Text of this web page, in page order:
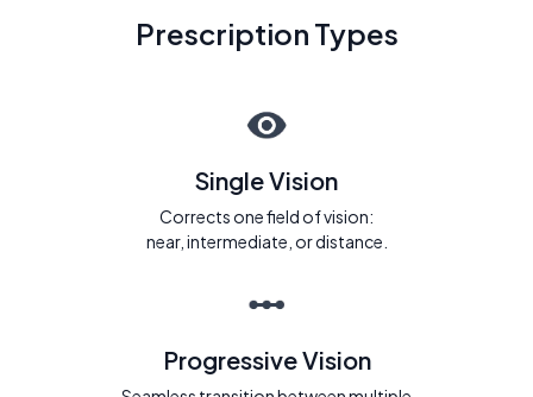
Prescription Types
Single Vision
Corrects one field of vision:
near, intermediate, or distance.
Progressive Vision